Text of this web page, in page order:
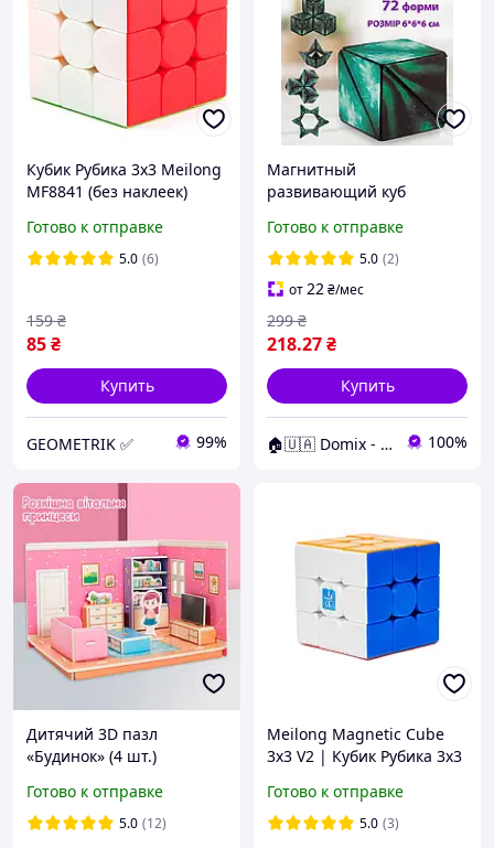
Кубик Рубика 3х3 Meilong
MF8841 (без наклеек)
Готово к отправке
5.0 (6)
85₴
159 ₴
Купить
GEOMETRIK ✅ 99%
Магнитный
развивающий куб
трансформер,
антистресс, логическая
игра для детей и
взрослых
Готово к отправке
5.0 (2)
от22₴/мес
218.27₴
299 ₴
Купить
🏠🇺🇦 Domix - все для тебя 100%
Дитячий 3D пазл
«Будинок» (4 шт.)
Готово к отправке
5.0 (12)
Meilong Magnetic Cube
3x3 V2 | Кубик Рубика 3х3
наклеек
Готово к отправке
5.0 (3)